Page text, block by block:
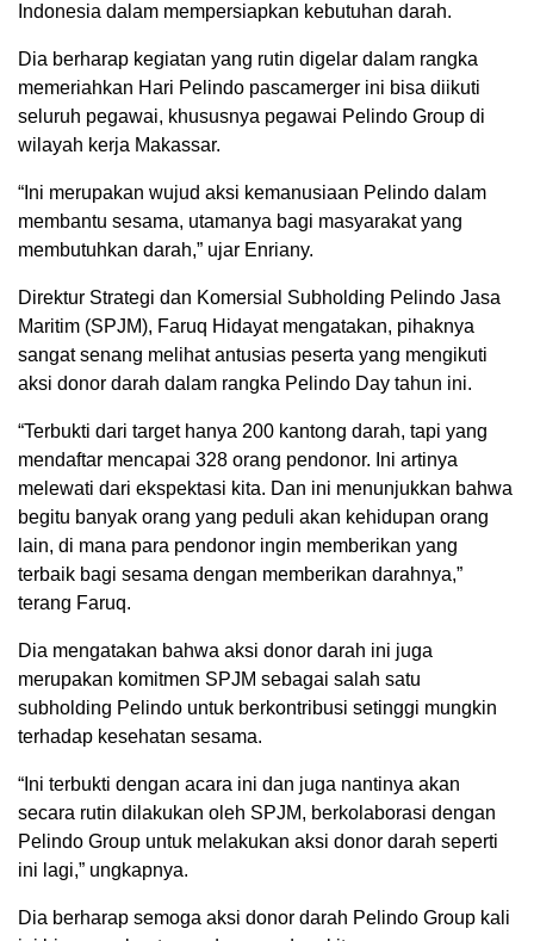
Indonesia dalam mempersiapkan kebutuhan darah.
Dia berharap kegiatan yang rutin digelar dalam rangka
memeriahkan Hari Pelindo pascamerger ini bisa diikuti
seluruh pegawai, khususnya pegawai Pelindo Group di
wilayah kerja Makassar.
“Ini merupakan wujud aksi kemanusiaan Pelindo dalam
membantu sesama, utamanya bagi masyarakat yang
membutuhkan darah,” ujar Enriany.
Direktur Strategi dan Komersial Subholding Pelindo Jasa
Maritim (SPJM), Faruq Hidayat mengatakan, pihaknya
sangat senang melihat antusias peserta yang mengikuti
aksi donor darah dalam rangka Pelindo Day tahun ini.
“Terbukti dari target hanya 200 kantong darah, tapi yang
mendaftar mencapai 328 orang pendonor. Ini artinya
melewati dari ekspektasi kita. Dan ini menunjukkan bahwa
begitu banyak orang yang peduli akan kehidupan orang
lain, di mana para pendonor ingin memberikan yang
terbaik bagi sesama dengan memberikan darahnya,”
terang Faruq.
Dia mengatakan bahwa aksi donor darah ini juga
merupakan komitmen SPJM sebagai salah satu
subholding Pelindo untuk berkontribusi setinggi mungkin
terhadap kesehatan sesama.
“Ini terbukti dengan acara ini dan juga nantinya akan
secara rutin dilakukan oleh SPJM, berkolaborasi dengan
Pelindo Group untuk melakukan aksi donor darah seperti
ini lagi,” ungkapnya.
Dia berharap semoga aksi donor darah Pelindo Group kali